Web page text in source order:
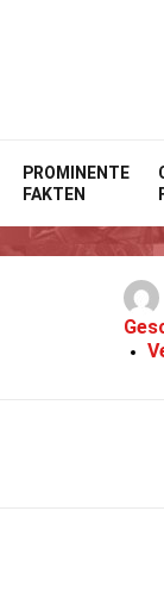
PROMINENTE
FAKTEN
37